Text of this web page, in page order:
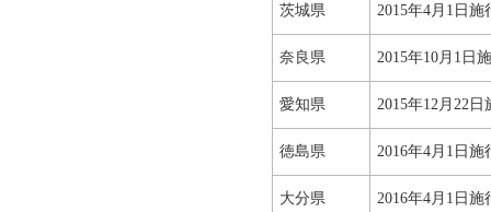
茨城県 2015年4月1日施
奈良県 2015年10月1日
愛知県 2015年12月22日
徳島県 2016年4月1日施
大分県 2016年4月1日施